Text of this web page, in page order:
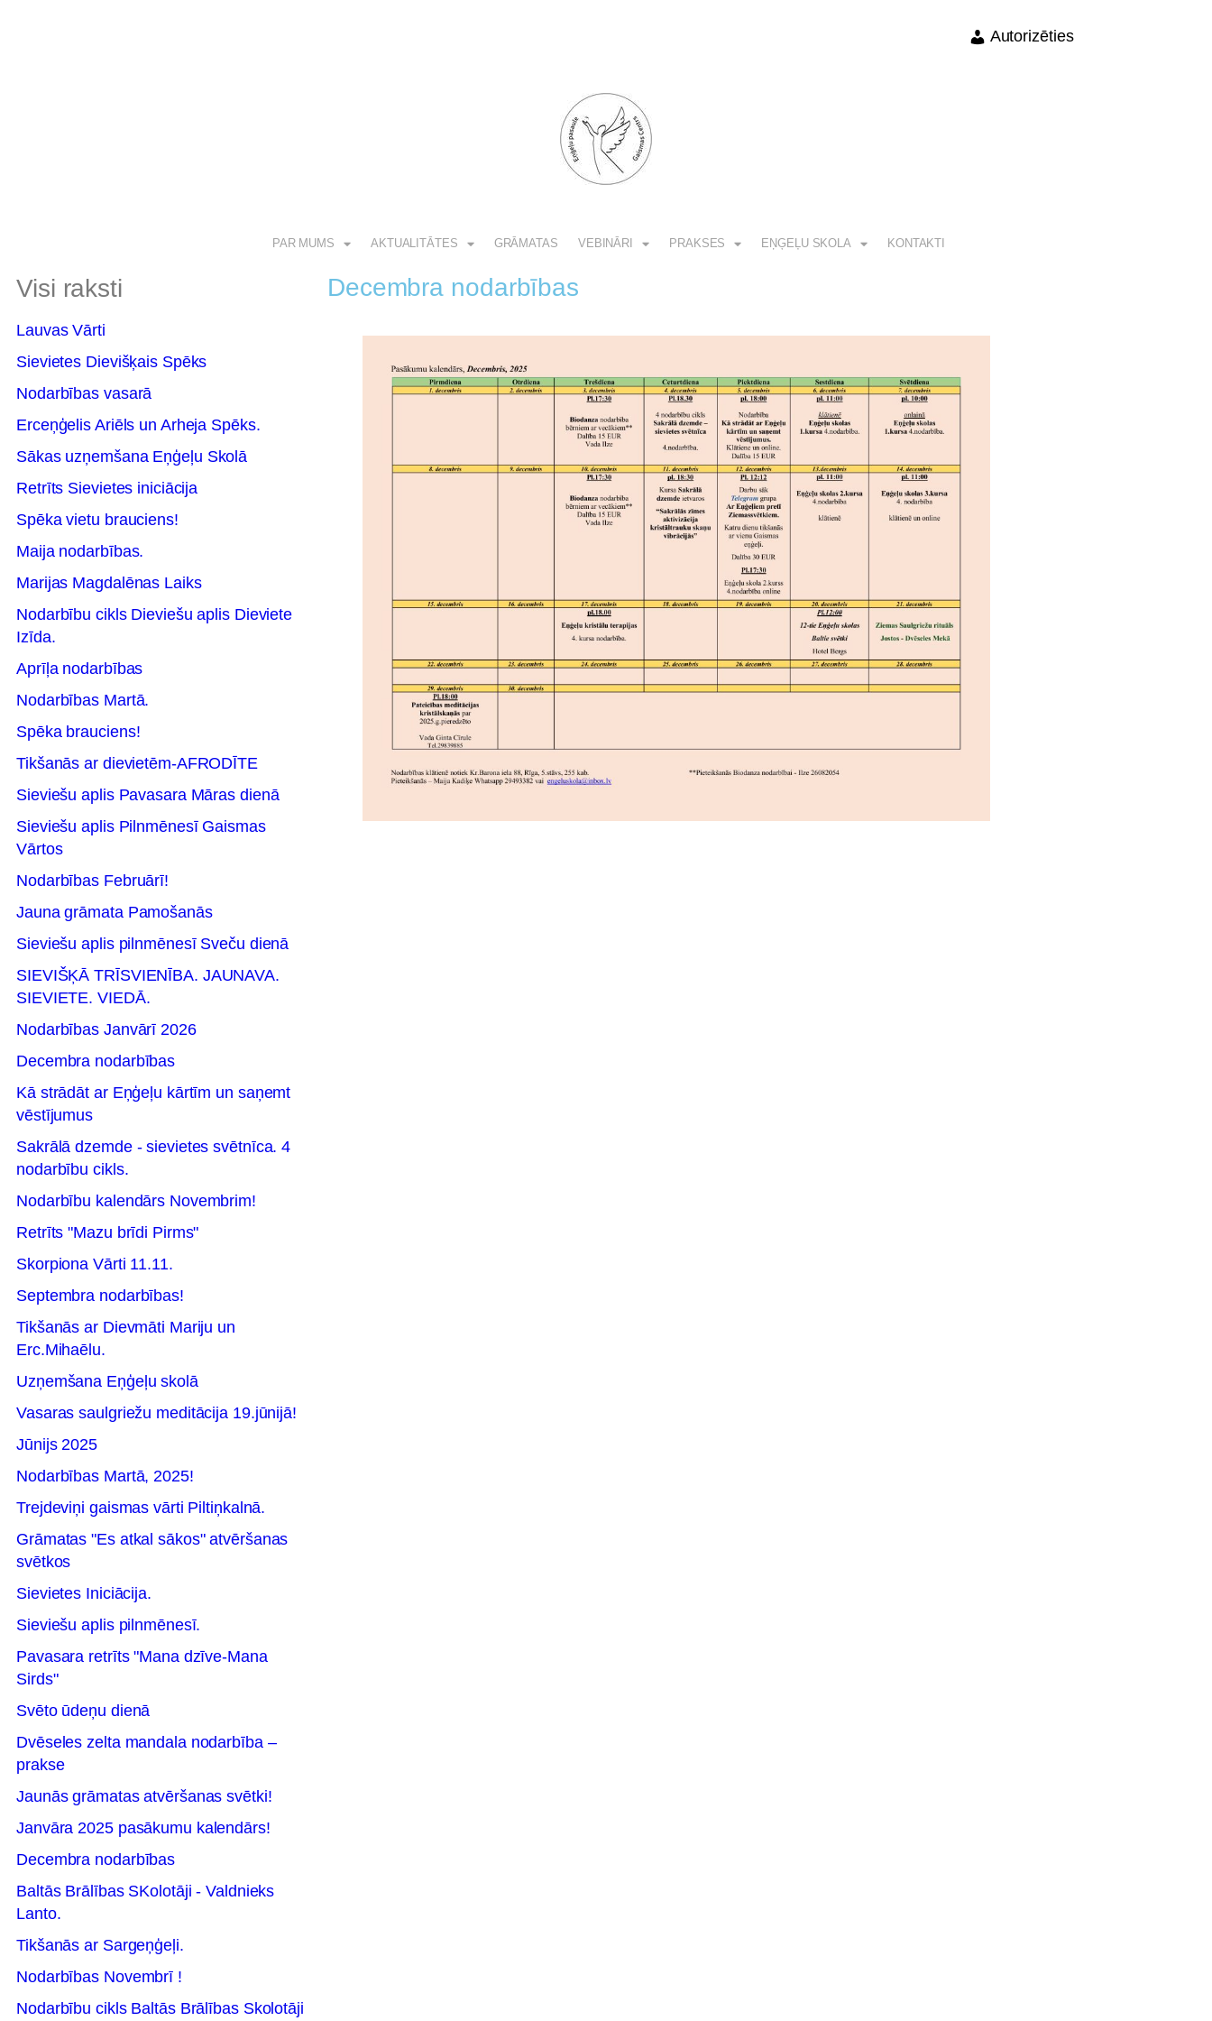
Autorizēties
PAR MUMS AKTUALITĀTES GRĀMATAS VEBINĀRI PRAKSES EŅĢEĻU SKOLA KONTAKTI
Visi raksti Decembra nodarbības
Lauvas Vārti
Sievietes Dievišķais Spēks
Nodarbības vasarā
Erceņģelis Ariēls un Arheja Spēks.
Sākas uzņemšana Eņģeļu Skolā
Retrīts Sievietes iniciācija
Spēka vietu brauciens!
Maija nodarbības.
Marijas Magdalēnas Laiks
Nodarbību cikls Dieviešu aplis Dieviete
Izīda.
Aprīļa nodarbības
Nodarbības Martā.
Spēka brauciens!
Tikšanās ar dievietēm-AFRODĪTE
Sieviešu aplis Pavasara Māras dienā
Sieviešu aplis Pilnmēnesī Gaismas
Vārtos
Nodarbības Februārī!
Jauna grāmata Pamošanās
Sieviešu aplis pilnmēnesī Sveču dienā
SIEVIŠĶĀ TRĪSVIENĪBA. JAUNAVA.
SIEVIETE. VIEDĀ.
Nodarbības Janvārī 2026
Decembra nodarbības
Kā strādāt ar Eņģeļu kārtīm un saņemt
vēstījumus
Sakrālā dzemde - sievietes svētnīca. 4
nodarbību cikls.
Nodarbību kalendārs Novembrim!
Retrīts "Mazu brīdi Pirms"
Skorpiona Vārti 11.11.
Septembra nodarbības!
Tikšanās ar Dievmāti Mariju un
Erc.Mihaēlu.
Uzņemšana Eņģeļu skolā
Vasaras saulgriežu meditācija 19.jūnijā!
Jūnijs 2025
Nodarbības Martā, 2025!
Trejdeviņi gaismas vārti Piltiņkalnā.
Grāmatas "Es atkal sākos" atvēršanas
svētkos
Sievietes Iniciācija.
Sieviešu aplis pilnmēnesī.
Pavasara retrīts "Mana dzīve-Mana
Sirds"
Svēto ūdeņu dienā
Dvēseles zelta mandala nodarbība –
prakse
Jaunās grāmatas atvēršanas svētki!
Janvāra 2025 pasākumu kalendārs!
Decembra nodarbības
Baltās Brālības SKolotāji - Valdnieks
Lanto.
Tikšanās ar Sargeņģeļi.
Nodarbības Novembrī !
Nodarbību cikls Baltās Brālības Skolotāji